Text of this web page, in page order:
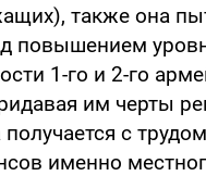
также она
повышением
1-го и 2-го
им черты
с
именно